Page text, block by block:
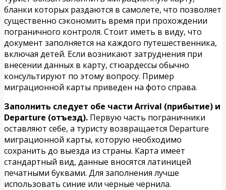
бланки которых раздаются в самолете, что позволяет
существенно сэкономить время при прохождении
пограничного контроля. Стоит иметь в виду, что
документ заполняется на каждого путешественника,
включая детей. Если возникают затруднения при
внесении данных в карту, стюардессы обычно
консультируют по этому вопросу. Пример
миграционной карты приведен на фото справа.
Заполнить следует обе части Arrival (прибытие) и
Departure (отъезд). Первую часть пограничники
оставляют себе, а туристу возвращается Departure
миграционной карты, которую необходимо
сохранить до выезда из страны. Карта имеет
стандартный вид, данные вносятся латиницей
печатными буквами. Для заполнения лучше
использовать синие или черные чернила.